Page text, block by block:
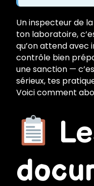
Un inspecteur de
ton laboratoire,
qu’on attend avec
contrôle bien
une sanction —
sérieux, tes
Voici comment